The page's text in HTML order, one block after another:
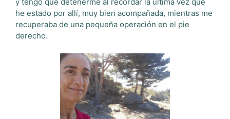
he estado por allí, muy bien acompañada, mientras me
recuperaba de una pequeña operación en el pie
derecho.